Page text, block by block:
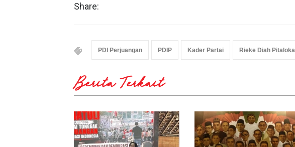
Share:
PDI Perjuangan PDIP Kader Partai Rieke Diah Pitaloka
Berita Terkait